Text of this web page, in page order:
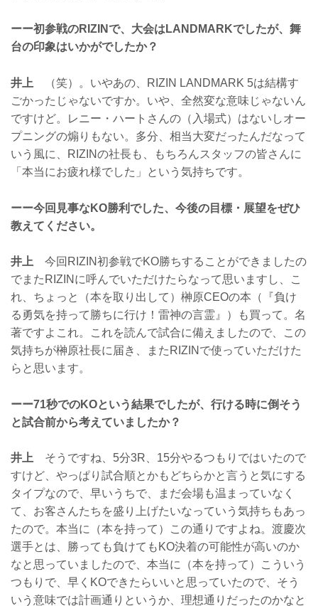
ーー初参戦のRIZINで、大会はLANDMARKでしたが、舞
台の印象はいかがでしたか？
井上 （笑）。いやあの、RIZIN LANDMARK 5は結構す
ごかったじゃないですか。いや、全然変な意味じゃないん
ですけど。レニー・ハートさんの（入場式）はないしオー
プニングの煽りもない。多分、相当大変だったんだなって
いう風に、RIZINの社長も、もちろんスタッフの皆さんに
「本当にお疲れ様でした」という気持ちです。
ーー今回見事なKO勝利でした、今後の目標・展望をぜひ
教えてください。
井上 今回RIZIN初参戦でKO勝ちすることができましたの
でまたRIZINに呼んでいただけたらなって思いますし、こ
れ、ちょっと（本を取り出して）榊原CEOの本（『負け
る勇気を持って勝ちに行け！雷神の言霊』）も買って。名
著ですよこれ。これを読んで試合に備えましたので、この
気持ちが榊原社長に届き、またRIZINで使っていただけた
らと思います。
ーー71秒でのKOという結果でしたが、行ける時に倒そう
と試合前から考えていましたか？
井上 そうですね、5分3R、15分やるつもりではいたので
すけど、やっぱり試合順とかもどちらかと言うと気にする
タイプなので、早いうちで、まだ会場も温まっていなく
て、お客さんたちを盛り上げたいなっていう気持ちもあっ
たので。本当に（本を持って）この通りですよね。渡慶次
選手とは、勝っても負けてもKO決着の可能性が高いのか
なと思っていましたので、本当に（本を持って）こういう
つもりで、早くKOできたらいいと思っていたので、そう
いう意味では計画通りというか、理想通りだったのかなと